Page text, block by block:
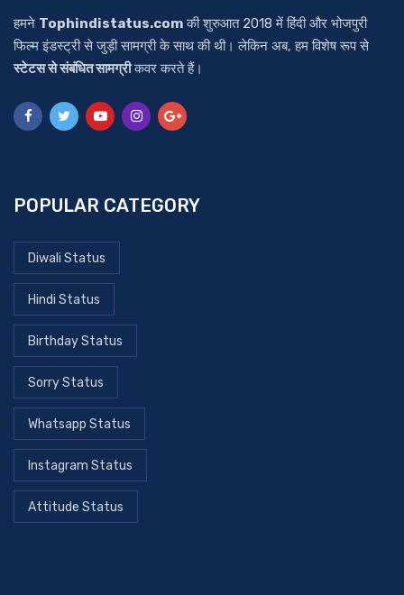
हमने Tophindistatus.comकी शुरुआत 2018 में हिंदी और भोजपुरी
फिल्म इंडस्ट्री से जुड़ी सामग्री के साथ की थी। लेकिन अब, हम विशेष रूप से
स्टेटस से संबंधित सामग्रीकवर करते हैं।
POPULAR CATEGORY
Diwali Status
Hindi Status
Birthday Status
Sorry Status
Whatsapp Status
Instagram Status
Attitude Status